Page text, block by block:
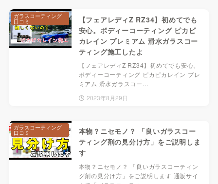
【フェアレディZ RZ34】初めてでも
安心。ボディーコーティング ピカピ
カレイン プレミアム 滑水ガラスコー
ティング施工したよ
【フェアレディZ RZ34】初めてでも安心。
ボディーコーティング ピカピカレイン プレ
ミアム 滑水ガラスコー…
2023年8月29日
ガラスコーティング
口コミ
本物？ニセモノ？ 「良いガラスコー
ティング剤の見分け方」をご説明しま
す
本物？ニセモノ？ 「良いガラスコーティン
グ剤の見分け方」をご説明します 通販サイ
ガラスコーティング
口コミ